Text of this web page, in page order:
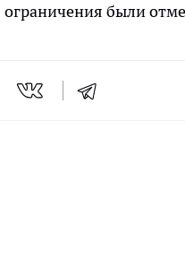
ограничения были